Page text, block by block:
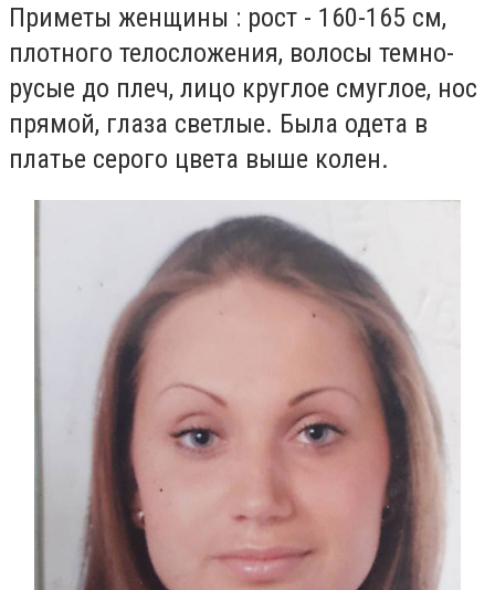
Приметы женщины : рост - 160-165 см,
плотного телосложения, волосы темно-
русые до плеч, лицо круглое смуглое, нос
прямой, глаза светлые. Была одета в
платье серого цвета выше колен.